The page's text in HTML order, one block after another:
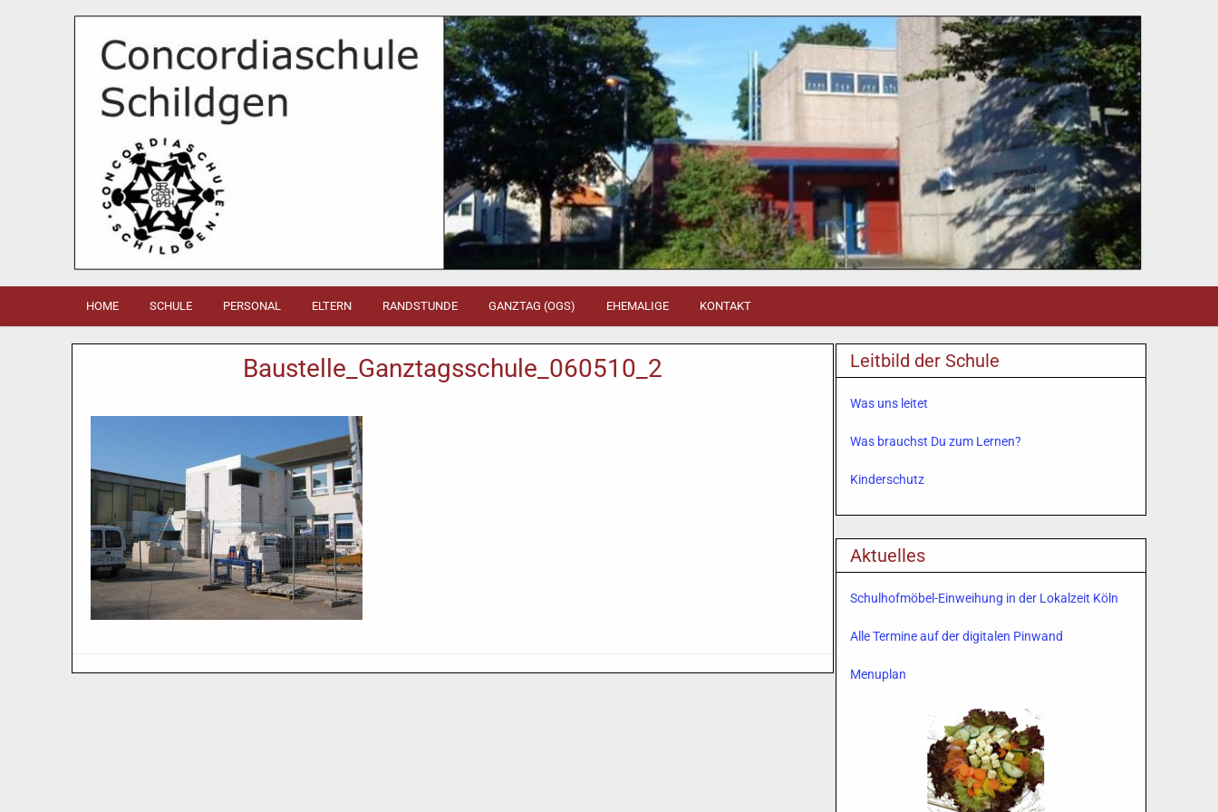
HOME SCHULE PERSONAL ELTERN RANDSTUNDE GANZTAG (OGS) EHEMALIGE KONTAKT
Baustelle_Ganztagsschule_060510_2 Leitbild der Schule
Was uns leitet
Was brauchst Du zum Lernen?
Kinderschutz
Aktuelles
Schulhofmöbel-Einweihung in der Lokalzeit Köln
Alle Termine auf der digitalen Pinwand
Menuplan